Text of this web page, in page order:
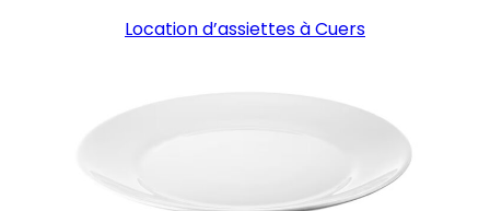
Location d’assiettes à Cuers